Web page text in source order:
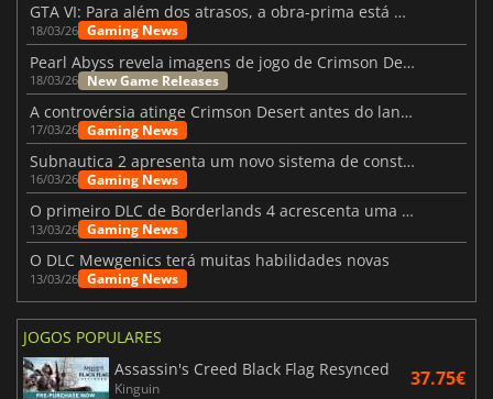
GTA VI: Para além dos atrasos, a obra-prima está quase a chegar
18/03/26 Gaming News
Pearl Abyss revela imagens de jogo de Crimson Desert para a PS5
18/03/26 New Game Releases
A controvérsia atinge Crimson Desert antes do lançamento
17/03/26 Gaming News
Subnautica 2 apresenta um novo sistema de construção de bases
16/03/26 Gaming News
O primeiro DLC de Borderlands 4 acrescenta uma nova personagem e muito mais
13/03/26 Gaming News
O DLC Mewgenics terá muitas habilidades novas
13/03/26 Gaming News
JOGOS POPULARES
Assassin's Creed Black Flag Resynced
Kinguin 37.75€